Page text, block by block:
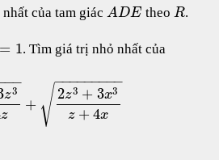
của tam giácADE theo R.
= 1. Tìm giá trị nhỏ nhất của
z3
z
−
−
+
2z3 + 3x3
z + 4x
− −
−−−−−−−
√